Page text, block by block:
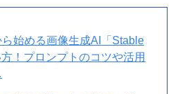
ら始める画像生成AI「Stable
！プロンプトのコツや活用